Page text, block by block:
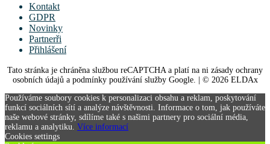
Kontakt
GDPR
Novinky
Partnerři
Přihlášení
Tato stránka je chráněna službou reCAPTCHA a platí na ni zásady ochrany
osobních údajů a podmínky používání služby Google. | © 2026 ELDAx
Používáme soubory cookies k personalizaci obsahu a reklam, poskytování
funkcí sociálních sítí a analýze návštěvnosti. Informace o tom, jak používáte
naše webové stránky, sdílíme také s našimi partnery pro sociální média,
reklamu a analytiku. Více informací
Cookies settings